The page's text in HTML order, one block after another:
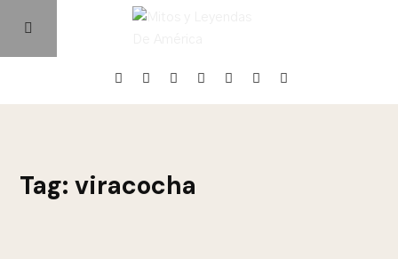
Episodios
Tag: viracocha